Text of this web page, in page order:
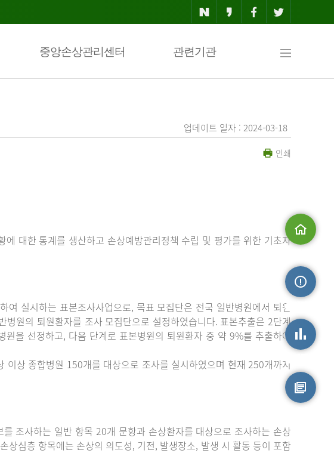
중앙손상관리센터 관련기관
맵
업데이트 일자 : 2024-03-18
인쇄
대한 통계를 생산하고 손상예방관리정책 수립 및 평가를 위한 기초자
실시하는 표본조사사업으로, 목표 모집단은 전국 일반병원에서 퇴원
원의 퇴원환자를 조사 모집단으로 설정하였습니다. 표본추출은 2단계
을 선정하고, 다음 단계로 표본병원의 퇴원환자 중 약 9%를 추출하여
상 종합병원 150개를 대상으로 조사를 실시하였으며 현재 250개까지
조사하는 일반 항목 20개 문항과 손상환자를 대상으로 조사하는 손상
심층 항목에는 손상의 의도성, 기전, 발생장소, 발생 시 활동 등이 포함
손상정보
손상통계